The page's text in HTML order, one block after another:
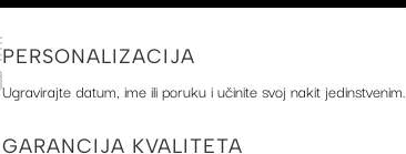
PERSONALIZACIJA
Ugravirajte datum, ime ili poruku i učinite svoj nakit jedinstvenim.
GARANCIJA KVALITETA